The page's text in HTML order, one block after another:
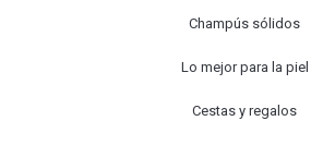
Champús sólidos
Lo mejor para la piel
Cestas y regalos